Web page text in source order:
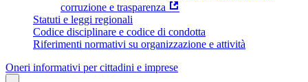
corruzione e trasparenza
Statuti e leggi regionali
Codice disciplinare e codice di condotta
Riferimenti normativi su organizzazione e attività
Oneri informativi per cittadini e imprese